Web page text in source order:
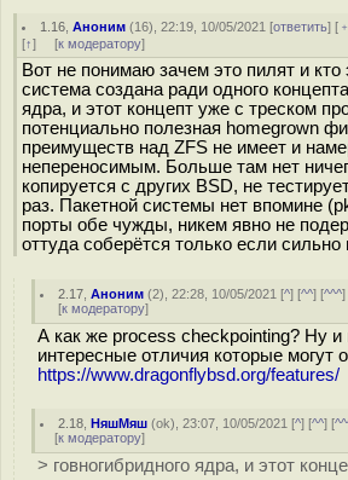
1.16 ,Аноним (16), 22:19, 10/05/2021 [ответить] [
[↑] [к модератору]
Вот не понимаю зачем это пилят и кто
система создана ради одного
ядра, и этот концепт уже с треском
потенциально полезная homegrown
преимуществ над ZFS не имеет и
непереносимым. Больше там нет
копируется с других BSD, не
раз. Пакетной системы нет впомине
порты обе чужды, никем явно не
оттуда соберётся только если сильно
2.17 ,Аноним (2), 22:28, 10/05/2021 [^] [^^] [^^^]
[к модератору]
А как же process checkpointing? Ну
интересные отличия которые могут
https://www.dragonflybsd.org/features/
2.18 ,НяшМяш (ok), 23:07, 10/05/2021 [^] [^^] [
[к модератору]
> гoвногибридного ядра, и этот